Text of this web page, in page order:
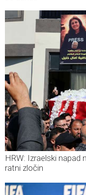
HRW: Izraelski napad
ratni zločin